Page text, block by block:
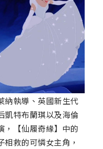
納執導、英國新生代
凱特布蘭琪以及海倫
，【仙履奇緣】中的
救的可憐女主角，